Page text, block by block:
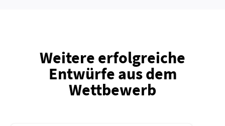
Weitere erfolgreiche
Entwürfe aus dem
Wettbewerb